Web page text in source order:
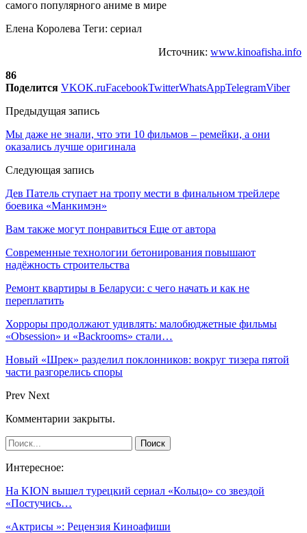
Елена Королева Теги: сериал
Источник: www.kinoafisha.info
86
Поделится VKOK.ruFacebookTwitterWhatsAppTelegramViber
Предыдущая запись
Мы даже не знали, что эти 10 фильмов – ремейки, а они
оказались лучше оригинала
Следующая запись
Дев Патель ступает на тропу мести в финальном трейлере
боевика «Манкимэн»
Вам также могут понравиться Еще от автора
Современные технологии бетонирования повышают
надёжность строительства
Ремонт квартиры в Беларуси: с чего начать и как не
переплатить
Хорроры продолжают удивлять: малобюджетные фильмы
«Obsession» и «Backrooms» стали…
Новый «Шрек» разделил поклонников: вокруг тизера пятой
части разгорелись споры
Prev Next
Комментарии закрыты.
Интересное:
На KION вышел турецкий сериал «Кольцо» со звездой
«Постучись…
«Актрисы »: Рецензия Киноафиши